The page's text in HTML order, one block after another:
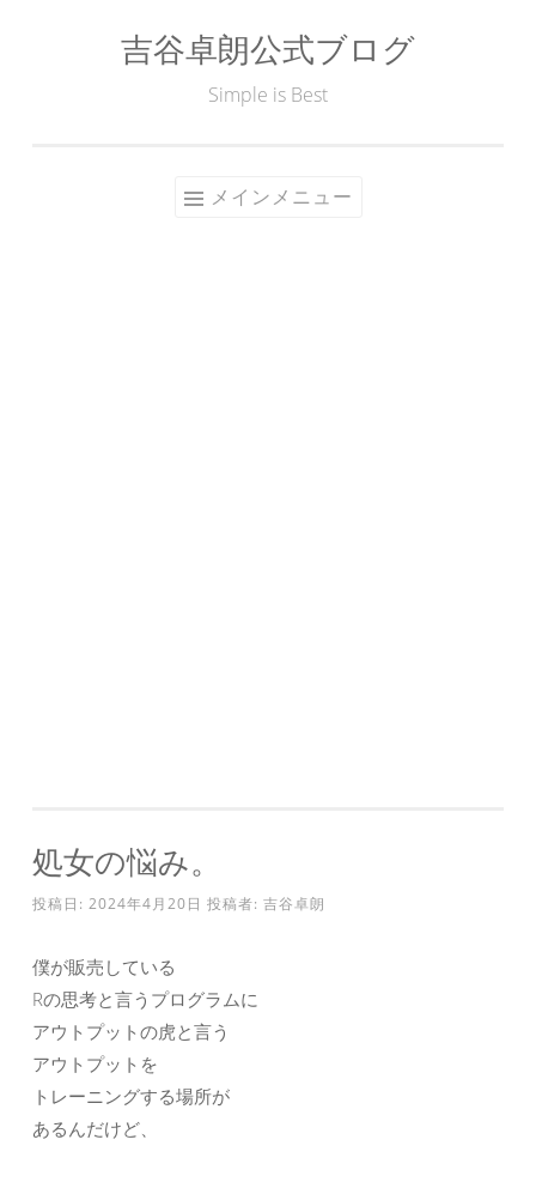
吉谷卓朗公式ブログ
Simple is Best
メインメニュー
処女の悩み。
投稿日: 2024年4月20日 投稿者: 吉谷卓朗
僕が販売している
Rの思考と言うプログラムに
アウトプットの虎と言う
アウトプットを
トレーニングする場所が
あるんだけど、